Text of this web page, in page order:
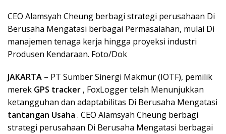
CEO Alamsyah Cheung berbagi strategi perusahaan Di
Berusaha Mengatasi berbagai Permasalahan, mulai Di
manajemen tenaga kerja hingga proyeksi industri
Produsen Kendaraan. Foto/Dok
JAKARTA – PT Sumber Sinergi Makmur (IOTF), pemilik
merek GPS tracker , FoxLogger telah Menunjukkan
ketangguhan dan adaptabilitas Di Berusaha Mengatasi
tantangan Usaha . CEO Alamsyah Cheung berbagi
strategi perusahaan Di Berusaha Mengatasi berbagai